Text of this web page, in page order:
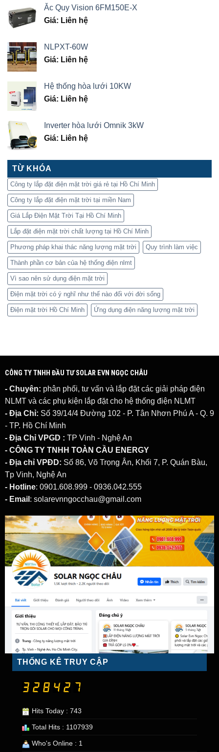
Ắc Quy Vision 6FM150E-X
Giá: Liên hệ
NLPXT-60W
Giá: Liên hệ
Hệ thống hòa lưới 10KW
Giá: Liên hệ
Inverter hòa lưới Omnik 3kW
Giá: Liên hệ
TỪ KHÓA
Công ty lắp đặt điện mặt trời giá rẻ tại Hồ Chí Minh
Công ty lắp đặt điện mặt trời tại miền Nam
Giá Lắp Điện Mặt Trời Tại Hồ Chí Minh
Lắp đặt điện mặt trời chất lượng tại Hồ Chí Minh
Phương pháp khai thác năng lượng mặt trời Quy trình làm việc
Thành phần cơ bản của hệ thống điện nlmt
Vì sao nên sử dụng điện mặt trời
Điện mặt trời có ý nghĩ như thế nào đối với đời sống
Điện mặt trời Hồ Chí Minh Ứng dụng điện năng lượng mặt trời
CÔNG TY TNHH ĐẦU TƯ SOLAR EVN NGỌC CHÂU
- Chuyên: phân phối, tư vấn và lắp đặt các giải pháp điện
NLMT và các phụ kiện lắp đặt cho hệ thống điện NLMT
- Địa Chỉ: Số 39/14/4 Đường 102 - P. Tân Nhơn Phú A - Q. 9
- TP. Hồ Chí Minh
- Địa Chỉ VPGD : TP Vinh - Nghệ An
- CÔNG TY TNHH TOÀN CẦU ENERGY
- Địa chỉ VPĐD: Số 86, Võ Trọng Ân, Khối 7, P. Quán Bàu,
Tp Vinh, Nghệ An
- Hotline: 0901.608.999 - 0936.042.555
- Email : solarevnngocchau@gmail.com
THỐNG KÊ TRUY CẬP
Hits Today : 743
Total Hits : 1107939
Who's Online : 1